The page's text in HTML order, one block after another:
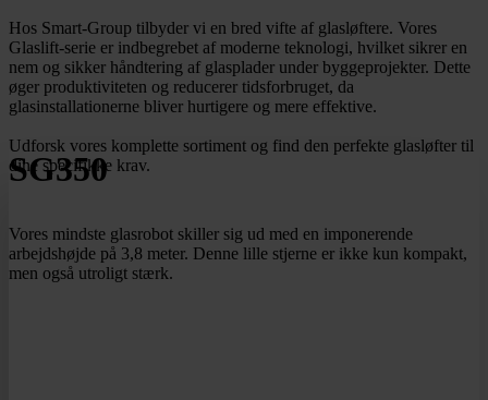
Hos Smart-Group tilbyder vi en bred vifte af glasløftere. Vores
Glaslift-serie er indbegrebet af moderne teknologi, hvilket sikrer en
nem og sikker håndtering af glasplader under byggeprojekter. Dette
øger produktiviteten og reducerer tidsforbruget, da
glasinstallationerne bliver hurtigere og mere effektive.
Udforsk vores komplette sortiment og find den perfekte glasløfter til
dine specifikke krav.
SG350
Vores mindste glasrobot skiller sig ud med en imponerende
arbejdshøjde på 3,8 meter. Denne lille stjerne er ikke kun kompakt,
men også utroligt stærk.